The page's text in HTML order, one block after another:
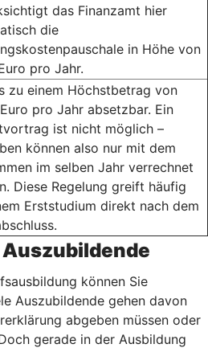
das Finanzamt hier
die
in Höhe von
pro Jahr.
zu einem Höchstbetrag von
pro Jahr absetzbar. Ein
ist nicht möglich –
können also nur mit dem
im selben Jahr verrechnet
Diese Regelung greift häufig
Erststudium direkt nach dem
können Sie
Auszubildende gehen davon
abgeben müssen oder
gerade in der Ausbildung